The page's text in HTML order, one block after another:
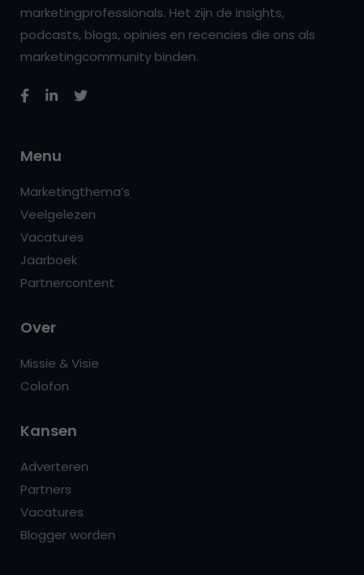
marketingprofessionals. Het zijn de insights,
podcasts, blogs, opinies en recencies die ons als
marketingcommunity binden.
Menu
Marketingthema’s
Veelgelezen
Vacatures
Jaarboek
Partnercontent
Over
Missie & Visie
Colofon
Kansen
Adverteren
Partners
Vacatures
Blogger worden